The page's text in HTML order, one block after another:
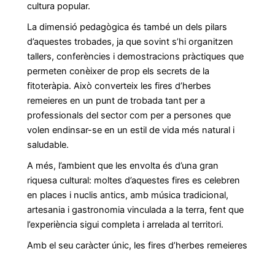
cultura popular.
La dimensió pedagògica és també un dels pilars
d’aquestes trobades, ja que sovint s’hi organitzen
tallers, conferències i demostracions pràctiques que
permeten conèixer de prop els secrets de la
fitoteràpia. Això converteix les fires d’herbes
remeieres en un punt de trobada tant per a
professionals del sector com per a persones que
volen endinsar-se en un estil de vida més natural i
saludable.
A més, l’ambient que les envolta és d’una gran
riquesa cultural: moltes d’aquestes fires es celebren
en places i nuclis antics, amb música tradicional,
artesania i gastronomia vinculada a la terra, fent que
l’experiència sigui completa i arrelada al territori.
Amb el seu caràcter únic, les fires d’herbes remeieres